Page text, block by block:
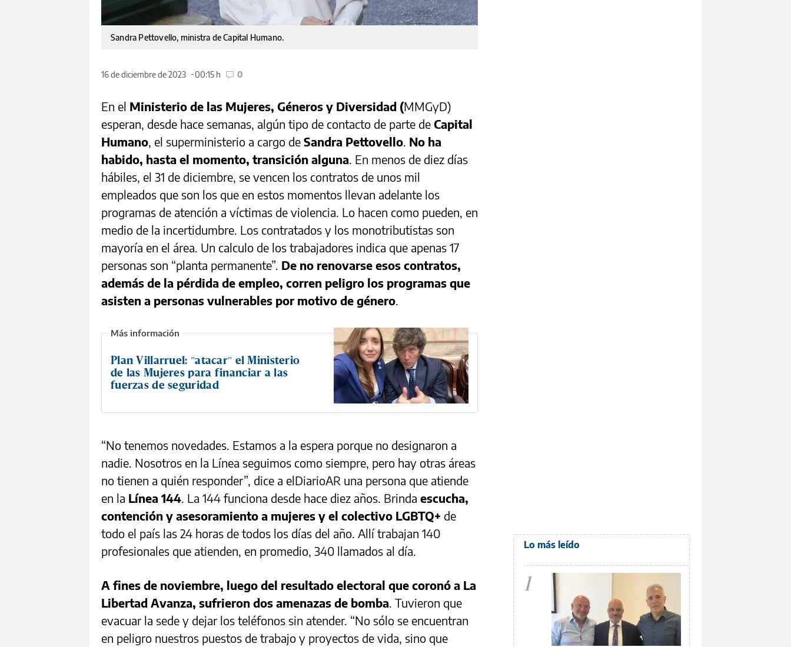
Sandra Pettovello, ministra de Capital Humano.
16 de diciembre de 2023 00:15 h 0
En el Ministerio de las Mujeres, Géneros y Diversidad (MMGyD)
esperan, desde hace semanas, algún tipo de contacto de parte de Capital
Humano, el superministerio a cargo de Sandra Pettovello. No ha
habido, hasta el momento, transición alguna. En menos de diez días
hábiles, el 31 de diciembre, se vencen los contratos de unos mil
empleados que son los que en estos momentos llevan adelante los
programas de atención a víctimas de violencia. Lo hacen como pueden, en
medio de la incertidumbre. Los contratados y los monotributistas son
mayoría en el área. Un calculo de los trabajadores indica que apenas 17
personas son “planta permanente”. De no renovarse esos contratos,
además de la pérdida de empleo, corren peligro los programas que
asisten a personas vulnerables por motivo de género.
Plan Villarruel: "atacar" el Ministerio
de las Mujeres para financiar a las
fuerzas de seguridad
“No tenemos novedades. Estamos a la espera porque no designaron a
nadie. Nosotros en la Línea seguimos como siempre, pero hay otras áreas
no tienen a quién responder”, dice a elDiarioAR una persona que atiende
en la Línea 144. La 144 funciona desde hace diez años. Brinda escucha,
contención y asesoramiento a mujeres y el colectivo LGBTQ+ de
todo el país las 24 horas de todos los días del año. Allí trabajan 140
profesionales que atienden, en promedio, 340 llamados al día.
A fines de noviembre, luego del resultado electoral que coronó a La
Libertad Avanza, sufrieron dos amenazas de bomba. Tuvieron que
evacuar la sede y dejar los teléfonos sin atender. “No sólo se encuentran
en peligro nuestros puestos de trabajo y proyectos de vida, sino que
Lo más leído
1